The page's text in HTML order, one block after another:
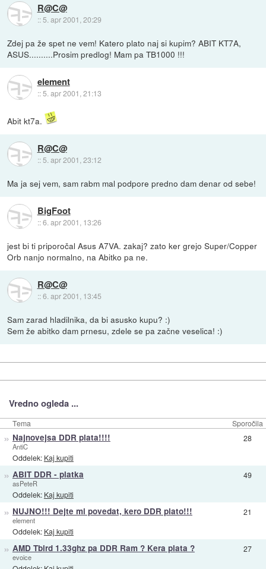
R@C@
:: 5. apr 2001, 20:29
Zdej pa že spet ne vem! Katero plato naj si kupim? ABIT KT7A,
ASUS..........Prosim predlog! Mam pa TB1000 !!!
element
::5. apr 2001, 21:13
Abit kt7a.
R@C@
:: 5. apr 2001, 23:12
Ma ja sej vem, sam rabm mal podpore predno dam denar od sebe!
BigFoot
::6. apr 2001, 13:26
jest bi ti priporočal Asus A7VA. zakaj? zato ker grejo Super/Copper
Orb nanjo normalno, na Abitko pa ne.
R@C@
::6. apr 2001, 13:45
Sam zarad hladilnika, da bi asusko kupu? :)
Sem že abitko dam prnesu, zdele se pa začne veselica! :)
Vredno ogleda ...
Tema Sporočila
» Najnovejsa DDR plata!!!!
AntiC
Oddelek: Kaj kupiti
28
» ABIT DDR - platka
asPeteR
Oddelek: Kaj kupiti
49
» NUJNO!!! Dejte mi povedat, kero DDR plato!!!
element
Oddelek: Kaj kupiti
21
» AMD Tbird 1.33ghz pa DDR Ram ? Kera plata ?
evoice
27